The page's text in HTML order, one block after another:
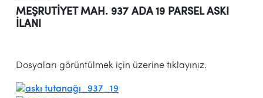
MEŞRUTİYET MAH. 937 ADA 19 PARSEL ASKI
İLANI
Dosyaları görüntülmek için üzerine tıklayınız.